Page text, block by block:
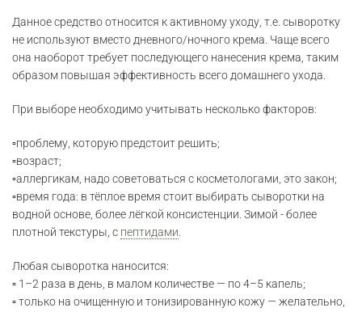
Данное средство относится к активному уходу, т.е. сыворотку
не используют вместо дневного/ночного крема. Чаще всего
она наоборот требует последующего нанесения крема, таким
образом повышая эффективность всего домашнего ухода.
При выборе необходимо учитывать несколько факторов:
▫️проблему, которую предстоит решить;
▫️возраст;
▫️аллергикам, надо советоваться с косметологами, это закон;
▫️время года: в тёплое время стоит выбирать сыворотки на
водной основе, более лёгкой консистенции. Зимой - более
плотной текстуры, с пептидами
Любая сыворотка наносится:
▫️ 1–2 раза в день, в малом количестве — по 4–5 капель;
▫️ только на очищенную и тонизированную кожу — желательно,